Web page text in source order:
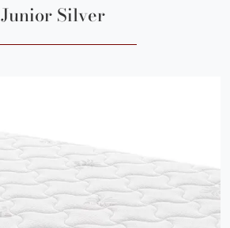
Junior Silver